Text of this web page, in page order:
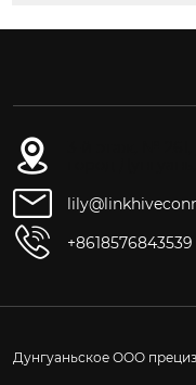
+8618576843539
Дунгуаньское ООО